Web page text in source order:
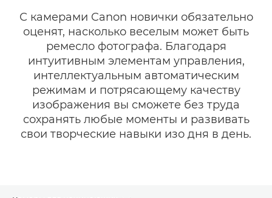
С камерами Canon новички обязательно
оценят, насколько веселым может быть
ремесло фотографа. Благодаря
интуитивным элементам управления,
интеллектуальным автоматическим
режимам и потрясающему качеству
изображения вы сможете без труда
сохранять любые моменты и развивать
свои творческие навыки изо дня в день.